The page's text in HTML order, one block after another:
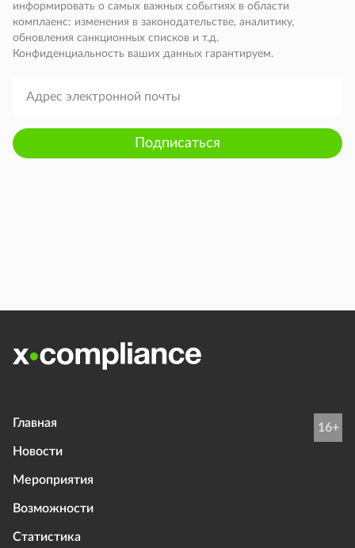
информировать о самых важных событиях в области
комплаенс: изменения в законодательстве, аналитику,
обновления санкционных списков и т.д.
Конфиденциальность ваших данных гарантируем.
Подписаться
Главная
Новости
Мероприятия
Возможности
Статистика
16+